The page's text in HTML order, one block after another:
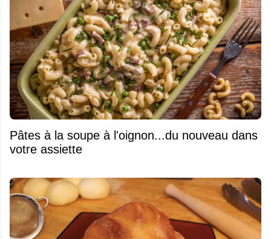
Pâtes à la soupe à l'oignon...du nouveau dans
votre assiette